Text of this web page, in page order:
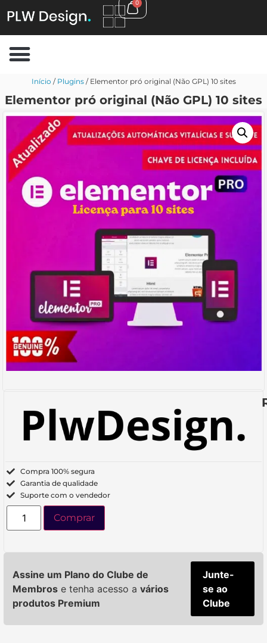
0
Início / Plugins/ Elementor pró original (Não GPL) 10 sites
Elementor pró original (Não GPL) 10 sites
Compra 100% segura
Garantia de qualidade
Suporte com o vendedor
Comprar
Assine um Plano do Clube de
Membros e tenha acesso a vários
produtos Premium
Junte-
se ao
Clube